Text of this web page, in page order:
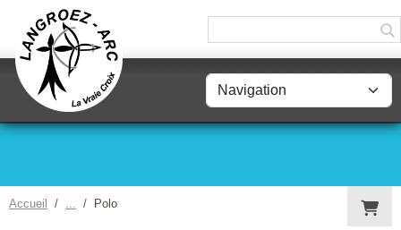
Accueil Polo
Panneau de gestion des cookies